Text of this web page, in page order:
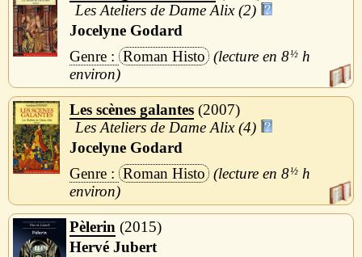
Les Ateliers de Dame Alix (2)
Jocelyne Godard
Roman Histo
8½ h
Les scènes galantes 2007
Les Ateliers de Dame Alix (4)
Jocelyne Godard
Roman Histo
8½ h
Pèlerin
2015
Hervé Jubert